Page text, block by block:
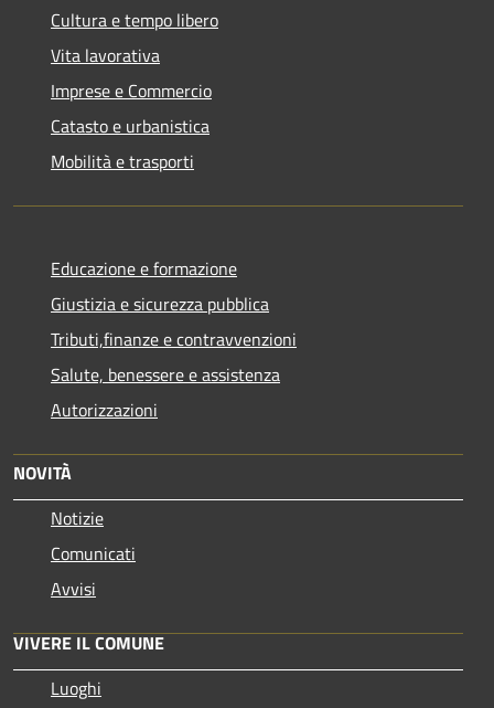
Cultura e tempo libero
Vita lavorativa
Imprese e Commercio
Catasto e urbanistica
Mobilità e trasporti
Educazione e formazione
Giustizia e sicurezza pubblica
Tributi,finanze e contravvenzioni
Salute, benessere e assistenza
Autorizzazioni
NOVITÀ
Notizie
Comunicati
Avvisi
VIVERE IL COMUNE
Luoghi